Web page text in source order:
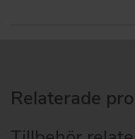
Relaterade